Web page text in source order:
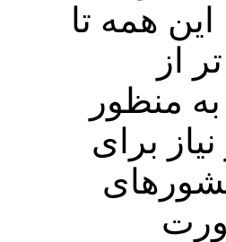
همه تا
از
منظور
برای